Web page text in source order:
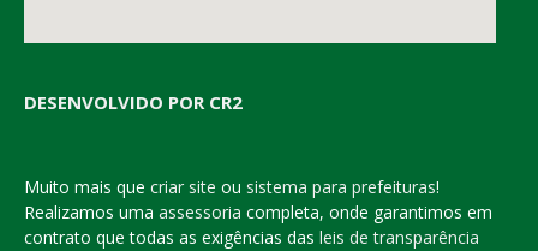
DESENVOLVIDO POR CR2
Muito mais que criar site ou sistema para prefeituras!
Realizamos uma assessoria completa, onde garantimos em
contrato que todas as exigências das leis de transparência